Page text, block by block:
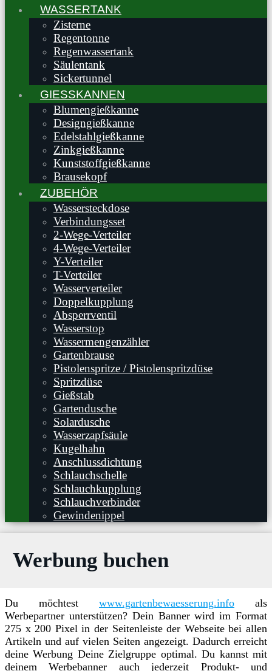
WASSERTANK
Zisterne
Regentonne
Regenwassertank
Säulentank
Sickertunnel
GIESSKANNEN
Blumengießkanne
Designgießkanne
Edelstahlgießkanne
Zinkgießkanne
Kunststoffgießkanne
Brausekopf
ZUBEHÖR
Wassersteckdose
Verbindungsset
2-Wege-Verteiler
4-Wege-Verteiler
Y-Verteiler
T-Verteiler
Wasserverteiler
Doppelkupplung
Absperrventil
Wasserstop
Wassermengenzähler
Gartenbrause
Pistolenspritze / Pistolenspritzdüse
Spritzdüse
Gießstab
Gartendusche
Solardusche
Wasserzapfsäule
Kugelhahn
Anschlussdichtung
Schlauchschelle
Schlauchkupplung
Schlauchverbinder
Gewindenippel
Werbung buchen
Du möchtest www.gartenbewaesserung.info als
Werbepartner unterstützen? Dein Banner wird im Format
275 x 200 Pixel in der Seitenleiste der Webseite bei allen
Artikeln und auf vielen Seiten angezeigt. Dadurch erreicht
deine Werbung Deine Zielgruppe optimal. Du kannst mit
deinem Werbebanner auch jederzeit Produkt- und